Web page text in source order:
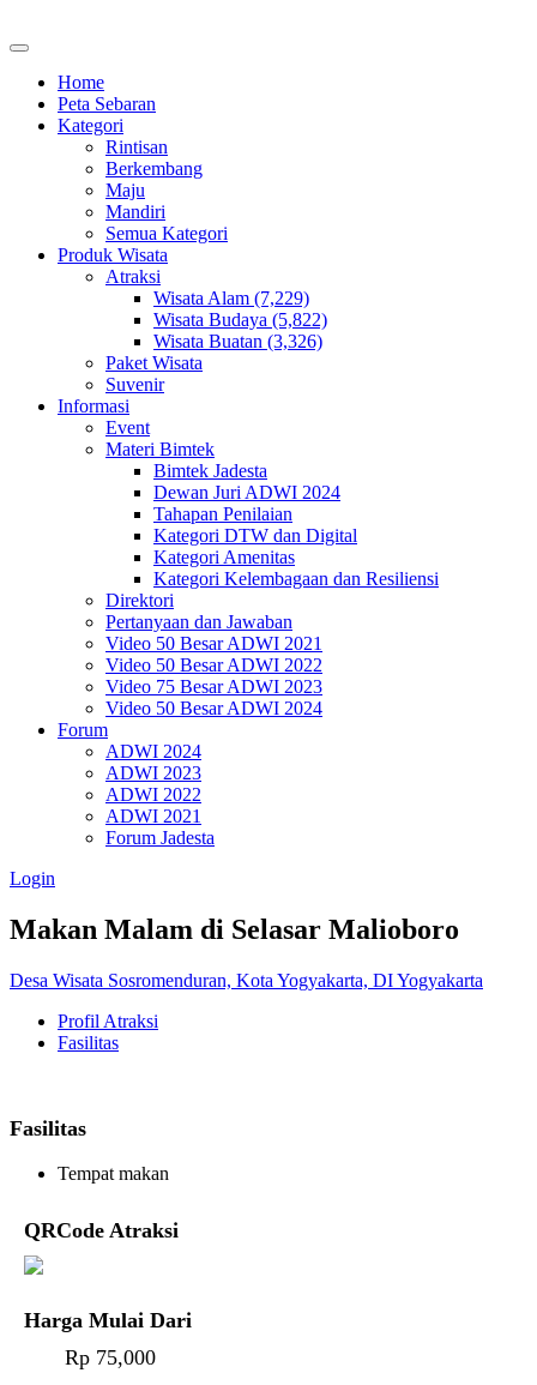
Home
Peta Sebaran
Kategori
Rintisan
Berkembang
Maju
Mandiri
Semua Kategori
Produk Wisata
Atraksi
Wisata Alam (7,229)
Wisata Budaya (5,822)
Wisata Buatan (3,326)
Paket Wisata
Suvenir
Informasi
Event
Materi Bimtek
Bimtek Jadesta
Dewan Juri ADWI 2024
Tahapan Penilaian
Kategori DTW dan Digital
Kategori Amenitas
Kategori Kelembagaan dan Resiliensi
Direktori
Pertanyaan dan Jawaban
Video 50 Besar ADWI 2021
Video 50 Besar ADWI 2022
Video 75 Besar ADWI 2023
Video 50 Besar ADWI 2024
Forum
ADWI 2024
ADWI 2023
ADWI 2022
ADWI 2021
Forum Jadesta
Login
Makan Malam di Selasar Malioboro
Desa Wisata Sosromenduran, Kota Yogyakarta, DI Yogyakarta
Profil Atraksi
Fasilitas
Fasilitas
Tempat makan
QRCode Atraksi
Harga Mulai Dari
Rp 75,000